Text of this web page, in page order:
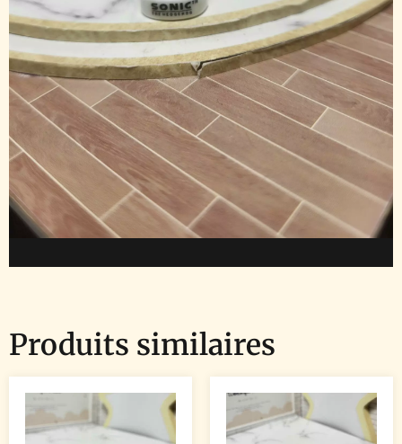
Produits similaires